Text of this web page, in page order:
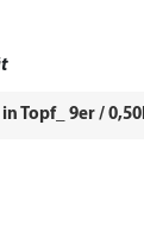
Topf_ 9er /